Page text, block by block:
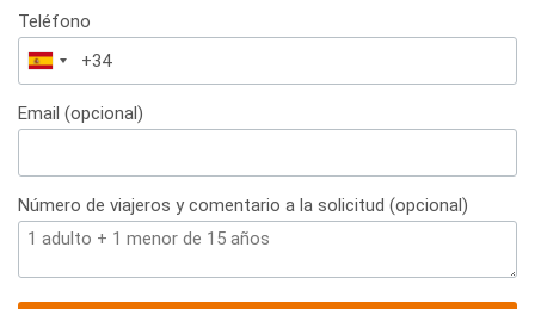
Teléfono
España
+34
Email (opcional)
Número de viajeros y comentario a la solicitud (opcional)